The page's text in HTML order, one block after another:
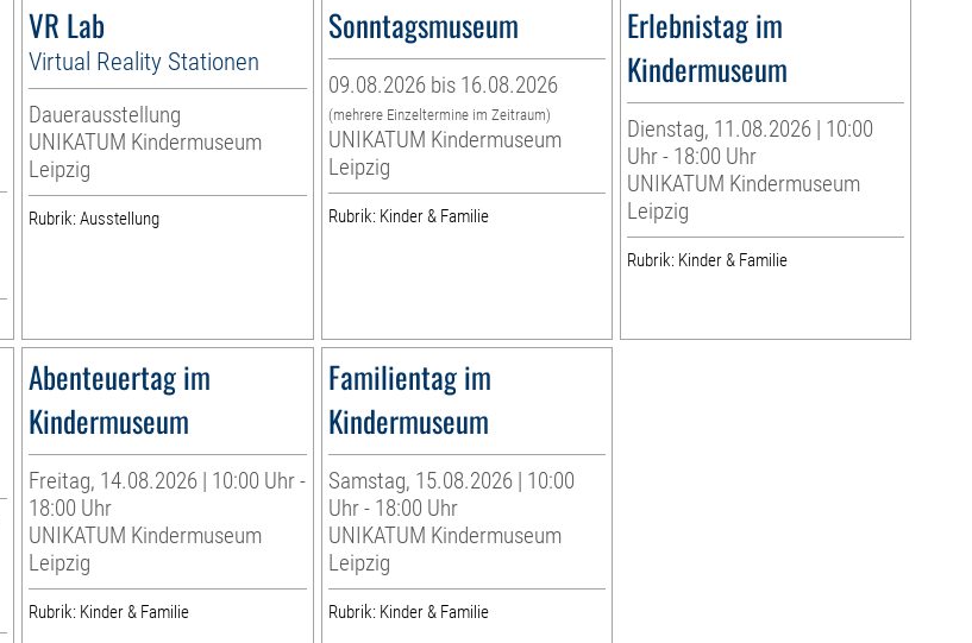
VR Lab
Virtual Reality Stationen
Dauerausstellung
UNIKATUM Kindermuseum
Leipzig
Rubrik: Ausstellung
Sonntagsmuseum
09.08.2026 bis 16.08.2026
(mehrere Einzeltermine im Zeitraum)
UNIKATUM Kindermuseum
Leipzig
Rubrik: Kinder & Familie
Erlebnistag im
Kindermuseum
Dienstag, 11.08.2026 | 10:00
Uhr - 18:00 Uhr
UNIKATUM Kindermuseum
Leipzig
Rubrik: Kinder & Familie
Abenteuertag im
Kindermuseum
Freitag, 14.08.2026 | 10:00 Uhr -
18:00 Uhr
UNIKATUM Kindermuseum
Leipzig
Rubrik: Kinder & Familie
Familientag im
Kindermuseum
Samstag, 15.08.2026 | 10:00
Uhr - 18:00 Uhr
UNIKATUM Kindermuseum
Leipzig
Rubrik: Kinder & Familie